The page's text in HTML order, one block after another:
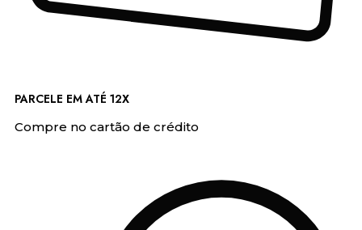
PARCELE EM ATÉ 12X
Compre no cartão de crédito